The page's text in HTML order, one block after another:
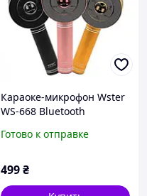
Караоке-микрофон Wster
WS-668 Bluetooth
Готово к отправке
499₴